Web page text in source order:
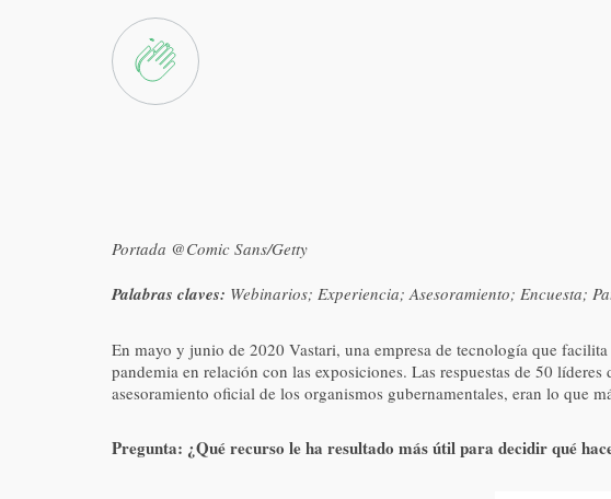
Portada @Comic Sans/Getty
Palabras claves: Webinarios; Experiencia; Asesoramiento; Encuesta;
En mayo y junio de 2020 Vastari, una empresa de tecnología que
pandemia en relación con las exposiciones. Las respuestas de 50
asesoramiento oficial de los organismos gubernamentales, eran lo que
Pregunta: ¿Qué recurso le ha resultado más útil para decidir qué